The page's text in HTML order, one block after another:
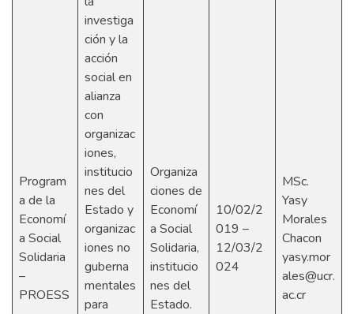
Program
a de la
Economí
a Social
Solidaria
–
PROESS
investiga
ción y la
acción
social en
alianza
con
organizac
iones,
institucio
nes del
Estado y
organizac
iones no
guberna
mentales
para
Organiza
ciones de
Economí
a Social
Solidaria,
institucio
nes del
Estado.
10/02/2
019 –
12/03/2
024
MSc.
Yasy
Morales
Chacon
yasy.mor
ales@ucr.
ac.cr